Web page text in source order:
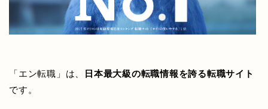
「エン転職」は、
日本最大級の転職情報を誇る転職サイト
です。